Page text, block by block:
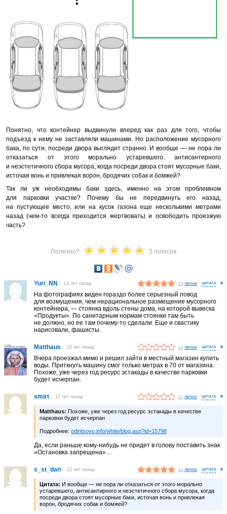
Понятно, что контейнер выдвинули вперед как раз для того, чтобы
подъезд к нему не заставляли машинами. Но расположение мусорного
бака, по сути, посреди двора выглядит странно. И вообще — не пора ли
отказаться от этого морально устаревшего, антисантирного
и неэстетичного сбора мусора, когда посреди двора стоят мусорные баки,
источая вонь и привлекая ворон, бродячих собак и бомжей?
Так ли уж необходимы баки здесь, именно на этом проблемном
для парковки участке? Почему бы не передвинуть его назад,
на пустующее место, или на кусок газона еще несколькими метрами
назад (чем-то всегда приходится жертвовать) и освободить проезжую
часть?
Полезно? 5 голосов
Yuri_NN 12 лет назад лично #
На фотографиях виден гораздо более серьезный повод
для возмущения, чем нерациональное размещение мусорного
контейнера, — стоянка вдоль стены дома, на которой вывеска
«Продукты». По санитарным нормам стоянки там быть
не должно, но ее там почему-то сделали. Еще и свастику
нарисовали, фашисты.
Matthaus 12 лет назад лично #
Вчера проезжал мимо и решил зайти в местный магазин купить
воды. Приткнуть машину смог только метрах в 70 от магазина.
Похоже, уже через год ресурс эстакады в качестве парковки
будет исчерпан.
smirt 12 лет назад лично #
Matthaus: Похоже, уже через год ресурс эстакады в качестве
парковки будет исчерпан
Подробнее:odintsovo.info/white/blog.asp?id=15798
Да, если раньше кому-нибудь не придет в голову поставить знак
«Остановка запрещена»…
s_st_dan 12 лет назад лично #
Цитата: И вообще — не пора ли отказаться от этого морально
устаревшего, антисантирного и неэстетичного сбора мусора, когда
посреди двора стоят мусорные баки, источая вонь и привлекая
ворон, бродячих собак и бомжей?